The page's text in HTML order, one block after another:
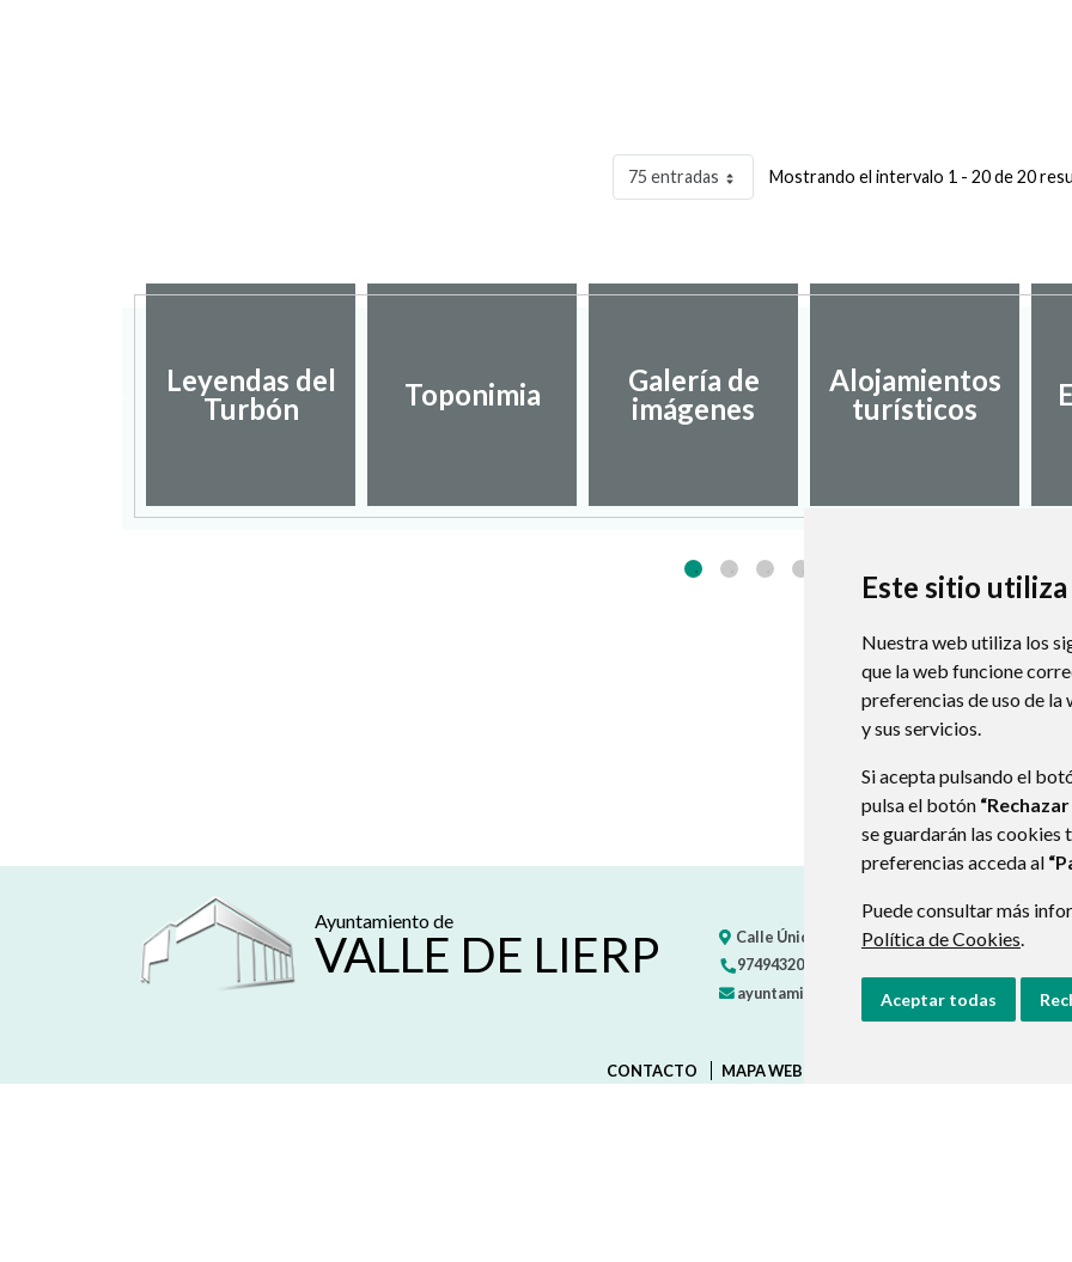
Este sitio
Nuestra web utiliza los
que la web funcione
preferencias de uso de la
y sus servicios.
Si acepta pulsando el
pulsa el botón
se guardarán las cookies
preferencias acceda al
Puede consultar más
Política de Cookies.
Aceptar todas
75 entradas Mostrando el intervalo 1 - 20 de 20
Leyendas del
Turbón
Toponimia
Galería de
imágenes
Alojamientos
turísticos
Ayuntamiento de
VALLE DE LIERP Calle Única, s/n 22451EGEA (HUESCA)-
974943201
ayuntamiento@vallelierp.es
CONTACTO MAPA WEB